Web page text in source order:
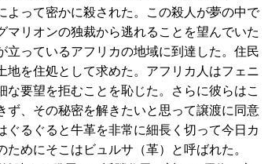
よって密かに殺された。この殺人が夢の中で
リオンの独裁から逃れることを望んでいた
立っているアフリカの地域に到達した。住民
を住処として求めた。アフリカ人はフェニ
要望を拒むことを恥じた。さらに彼らはこ
、その秘密を解きたいと思って譲渡に同意
るぐると牛革を非常に細長く切って今日カ
めにそこはビュルサ（革）と呼ばれた。